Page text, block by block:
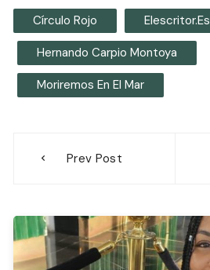
Círculo Rojo Elescritor.es
Hernando Carpio Montoya
Moriremos En El Mar
Prev Post